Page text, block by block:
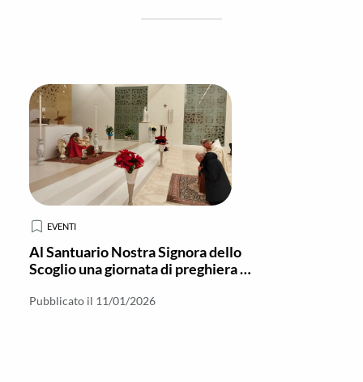
EVENTI
Al Santuario Nostra Signora dello
Scoglio una giornata di preghiera e
Pubblicato il 11/01/2026